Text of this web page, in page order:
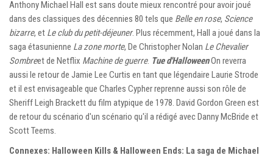
Anthony Michael Hall est sans doute mieux rencontré pour avoir joué
dans des classiques des décennies 80 tels que Belle en rose, Science
bizarre, et Le club du petit-déjeuner. Plus récemment, Hall a joué dans la
saga étasunienne La zone morte, De Christopher Nolan Le Chevalier
Sombreet de Netflix Machine de guerre. Tue d'HalloweenOn reverra
aussi le retour de Jamie Lee Curtis en tant que légendaire Laurie Strode
et il est envisageable que Charles Cypher reprenne aussi son rôle de
Sheriff Leigh Brackett du film atypique de 1978. David Gordon Green est
de retour du scénario d'un scénario qu'il a rédigé avec Danny McBride et
Scott Teems.
Connexes: Halloween Kills & Halloween Ends: La saga de Michael